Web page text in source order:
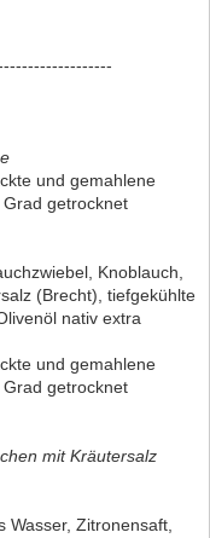
und gemahlene
getrocknet
Knoblauch,
(Brecht), tiefgekühlte
nativ extra
und gemahlene
getrocknet
mit Kräutersalz
Zitronensaft,